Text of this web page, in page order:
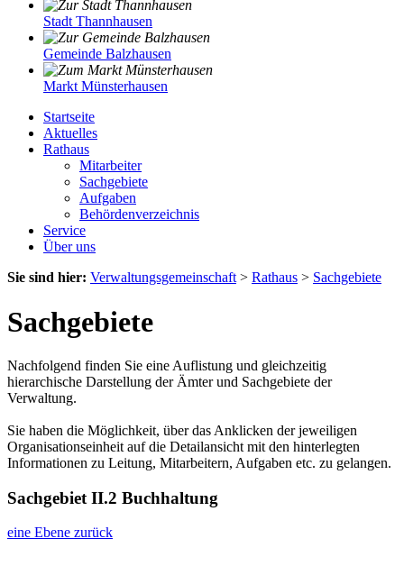
Stadt Thannhausen
Gemeinde Balzhausen
Markt Münsterhausen
Startseite
Aktuelles
Rathaus
Mitarbeiter
Sachgebiete
Aufgaben
Behördenverzeichnis
Service
Über uns
Sie sind hier: Verwaltungsgemeinschaft > Rathaus > Sachgebiete
Sachgebiete
Nachfolgend finden Sie eine Auflistung und gleichzeitig
hierarchische Darstellung der Ämter und Sachgebiete der
Verwaltung.
Sie haben die Möglichkeit, über das Anklicken der jeweiligen
Organisationseinheit auf die Detailansicht mit den hinterlegten
Informationen zu Leitung, Mitarbeitern, Aufgaben etc. zu gelangen.
Sachgebiet II.2 Buchhaltung
eine Ebene zurück